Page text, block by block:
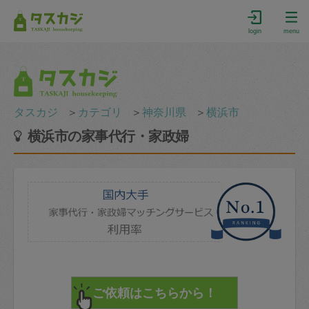
login menu
タスカジ ＞ カテゴリ ＞神奈川県 ＞横浜市
横浜市の家事代行・家政婦